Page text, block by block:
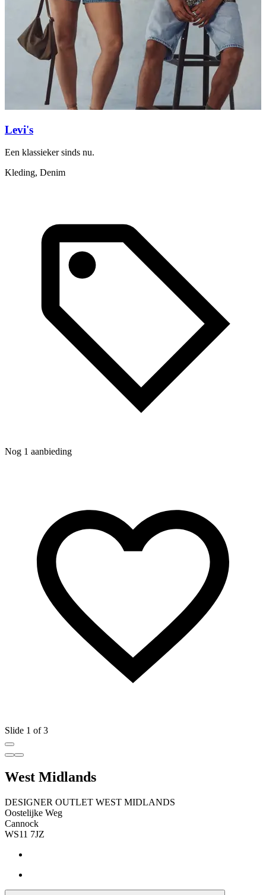
Levi's
Een klassieker sinds nu.
Kleding, Denim
Nog 1 aanbieding
Slide 1 of 3
West Midlands
DESIGNER OUTLET WEST MIDLANDS
Oostelijke Weg
Cannock
WS11 7JZ